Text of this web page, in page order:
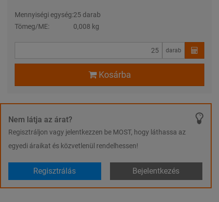
Mennyiségi egység:25 darab
Tömeg/ME:
0,008 kg
darab
Kosárba
Nem látja az árat?
Regisztráljon vagy jelentkezzen be MOST, hogy láthassa az
egyedi áraikat és közvetlenül rendelhessen!
Regisztrálás Bejelentkezés